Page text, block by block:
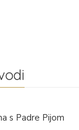
s Padre Pijom